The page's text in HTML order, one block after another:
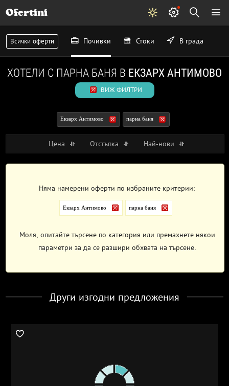
Ofertini
Всички оферти Почивки Стоки В града
ХОТЕЛИ С ПАРНА БАНЯ В ЕКЗАРХ АНТИМОВО
ВИЖ ФИЛТРИ
Екзарх Антимово парна баня
Цена Отстъпка Най-нови
Няма намерени оферти по избраните критерии:
Екзарх Антимово парна баня
Моля, опитайте търсене по категория или премахнете някои
параметри за да се разшири обхвата на търсене.
Други изгодни предложения